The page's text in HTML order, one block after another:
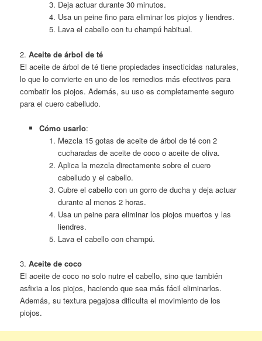
Deja actuar durante 30 minutos.
Usa un peine fino para eliminar los piojos y liendres.
Lava el cabello con tu champú habitual.
2.Aceite de árbol de té
El aceite de árbol de té tiene propiedades insecticidas naturales,
lo que lo convierte en uno de los remedios más efectivos para
combatir los piojos. Además, su uso es completamente seguro
para el cuero cabelludo.
Cómo usarlo:
Mezcla 15 gotas de aceite de árbol de té con 2
cucharadas de aceite de coco o aceite de oliva.
Aplica la mezcla directamente sobre el cuero
cabelludo y el cabello.
Cubre el cabello con un gorro de ducha y deja actuar
durante al menos 2 horas.
Usa un peine para eliminar los piojos muertos y las
liendres.
Lava el cabello con champú.
3.Aceite de coco
El aceite de coco no solo nutre el cabello, sino que también
asfixia a los piojos, haciendo que sea más fácil eliminarlos.
Además, su textura pegajosa dificulta el movimiento de los
piojos.